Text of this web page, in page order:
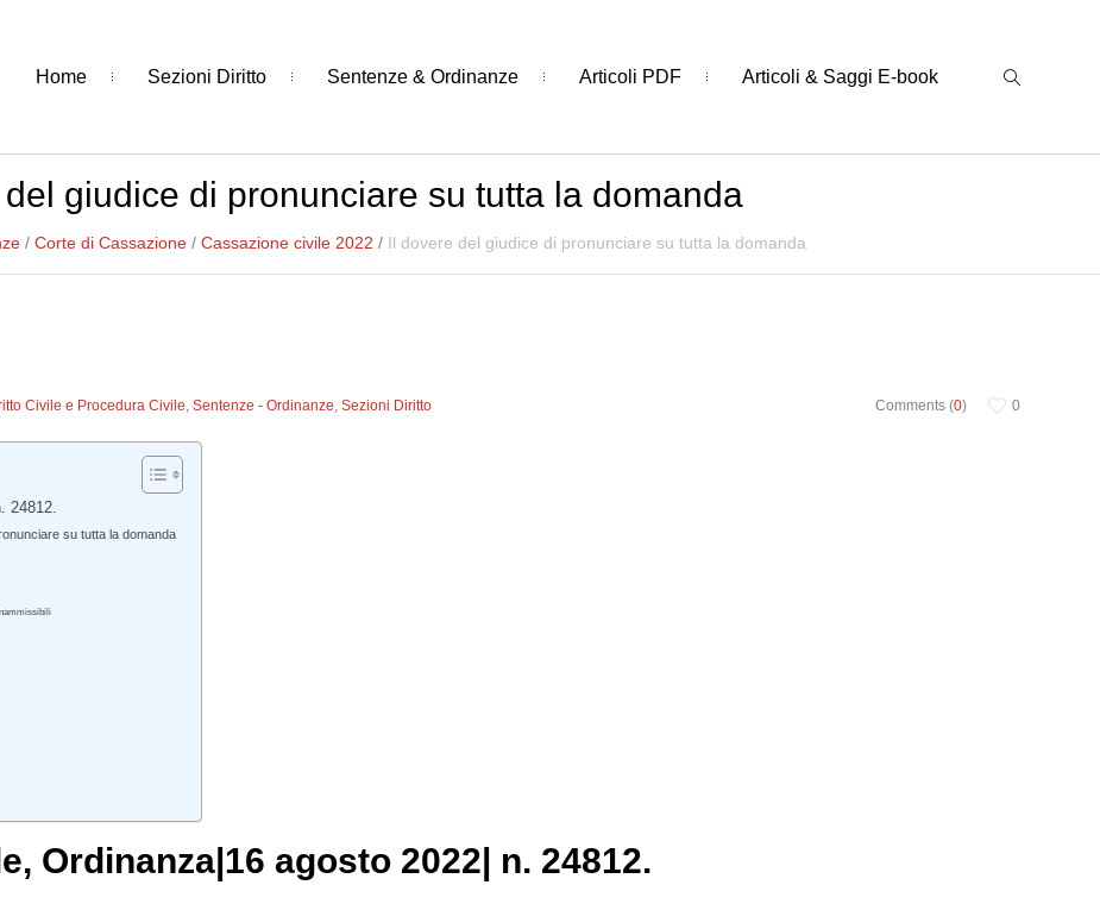
Home Sezioni Diritto Sentenze & Ordinanze Articoli PDF Articoli & Saggi E-book
giudice di pronunciare su tutta la domanda
/ Corte di Cassazione / Cassazione civile 2022 / Il dovere del giudice di pronunciare su tutta la domanda
Comments (0) 0
Civile e Procedura Civile,Sentenze - Ordinanze,Sezioni Diritto
24812.
su tutta la domanda
, Ordinanza|16 agosto 2022| n. 24812.